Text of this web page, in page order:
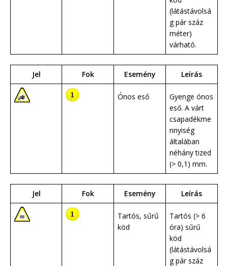
(látástávolsá
g pár száz
méter)
várható.
Jel Fok Esemény Leírás
Ónos eső
Gyenge ónos
eső. A várt
csapadékme
nnyiség
általában
néhány tized
(> 0,1) mm.
Jel Fok Esemény Leírás
Tartós, sűrű
köd
Tartós (> 6
óra) sűrű
köd
(látástávolsá
g pár száz